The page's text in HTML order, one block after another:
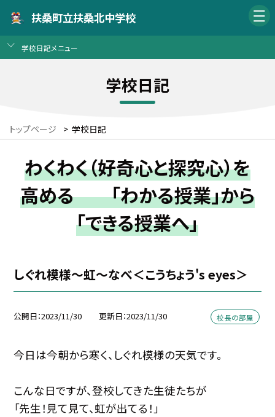
扶桑町立扶桑北中学校
学校日記メニュー
学校日記
トップページ > 学校日記
わくわく（好奇心と探究心）を
高める 「わかる授業」から
「できる授業へ」
しぐれ模様〜虹〜なべ＜こうちょう's eyes＞
公開日 2023/11/30 更新日 2023/11/30 校長の部屋
今日は今朝から寒く、しぐれ模様の天気です。
こんな日ですが、登校してきた生徒たちが
「先生！見て見て、虹が出てる！」